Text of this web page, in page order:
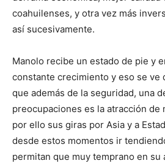
coahuilenses, y otra vez más
así sucesivamente.
Manolo recibe un estado de pie y
constante crecimiento y eso se ve
que además de la seguridad, una
preocupaciones es la atracción de
por ello sus giras por Asia y a
desde estos momentos ir
permitan que muy temprano en su